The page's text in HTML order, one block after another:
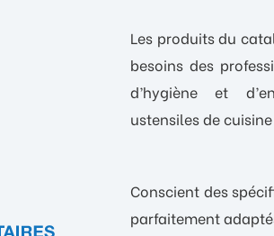
Les produits du
besoins des
d’hygiène et
ustensiles de
Conscient des
parfaitement